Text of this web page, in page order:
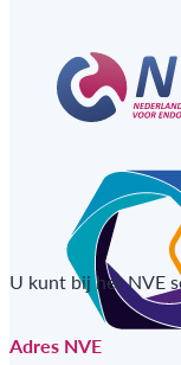
U kunt bij het NVE
Adres NVE